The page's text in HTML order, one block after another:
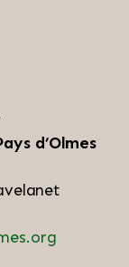
d’Olmes